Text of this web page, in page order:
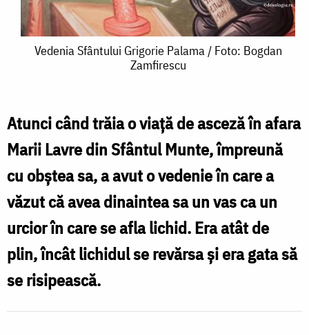
Vedenia
Palama
/
Foto:
Bogdan
Zamfirescu
Vedenia Sfântului Grigorie Palama / Foto: Bogdan
Zamfirescu
Atunci când trăia o viață de asceză în afara
Marii Lavre din Sfântul Munte, împreună
cu obștea sa, a avut o vedenie în care a
văzut că avea dinaintea sa un vas ca un
urcior în care se afla lichid. Era atât de
plin, încât lichidul se revărsa și era gata să
se risipească.